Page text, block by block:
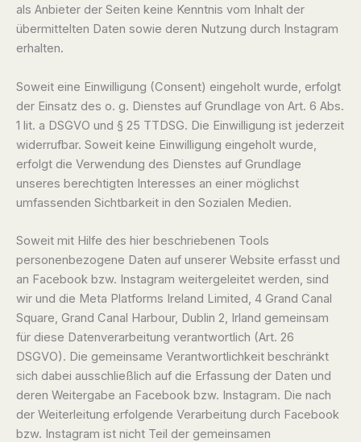
als Anbieter der Seiten keine Kenntnis vom Inhalt der
übermittelten Daten sowie deren Nutzung durch Instagram
erhalten.
Soweit eine Einwilligung (Consent) eingeholt wurde, erfolgt
der Einsatz des o. g. Dienstes auf Grundlage von Art. 6 Abs.
1 lit. a DSGVO und § 25 TTDSG. Die Einwilligung ist jederzeit
widerrufbar. Soweit keine Einwilligung eingeholt wurde,
erfolgt die Verwendung des Dienstes auf Grundlage
unseres berechtigten Interesses an einer möglichst
umfassenden Sichtbarkeit in den Sozialen Medien.
Soweit mit Hilfe des hier beschriebenen Tools
personenbezogene Daten auf unserer Website erfasst und
an Facebook bzw. Instagram weitergeleitet werden, sind
wir und die Meta Platforms Ireland Limited, 4 Grand Canal
Square, Grand Canal Harbour, Dublin 2, Irland gemeinsam
für diese Datenverarbeitung verantwortlich (Art. 26
DSGVO). Die gemeinsame Verantwortlichkeit beschränkt
sich dabei ausschließlich auf die Erfassung der Daten und
deren Weitergabe an Facebook bzw. Instagram. Die nach
der Weiterleitung erfolgende Verarbeitung durch Facebook
bzw. Instagram ist nicht Teil der gemeinsamen